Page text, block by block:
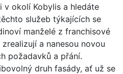
v okolí Kobylis a hledáte
služeb týkajících se
manželé z franchisové
zrealizují a nanesou novou
požadavků a přání.
druh fasády, ať už se